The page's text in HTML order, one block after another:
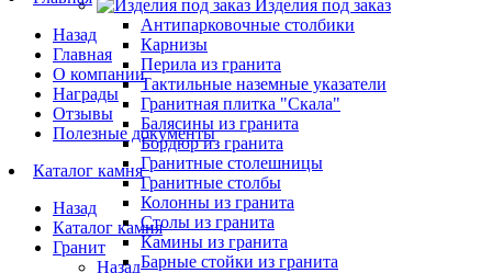
Изделия под заказ
Антипарковочные столбики
Карнизы
Перила из гранита
Тактильные наземные указатели
Гранитная плитка "Скала"
Балясины из гранита
Бордюр из гранита
Гранитные столешницы
Гранитные столбы
Колонны из гранита
Столы из гранита
Камины из гранита
Барные стойки из гранита
Назад
Главная
О компании
Награды
Отзывы
Полезные документы
Каталог камня
Назад
Каталог камня
Гранит
Назад